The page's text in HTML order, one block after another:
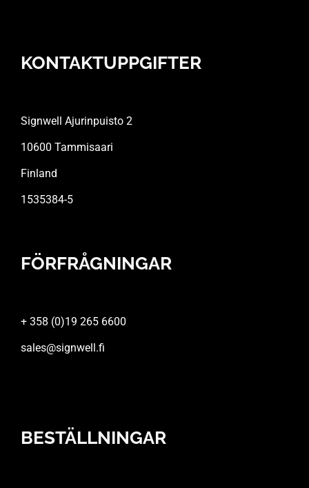
KONTAKTUPPGIFTER
Signwell Ajurinpuisto 2
10600 Tammisaari
Finland
1535384-5
FÖRFRÅGNINGAR
+ 358 (0)19 265 6600
sales@signwell.fi
BESTÄLLNINGAR